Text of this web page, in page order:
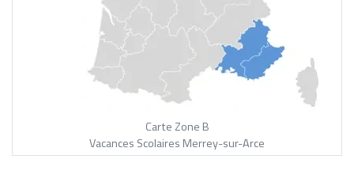
Carte Zone B
Vacances Scolaires Merrey-sur-Arce